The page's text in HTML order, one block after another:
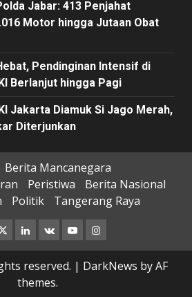
Jabar: 413 Penjahat
Motor hingga Jutaan Obat
Pendinginan Intensif di
Berlanjut hingga Pagi
Jakarta Diamuk Si Jago Merah,
Diterjunkan
Berita Mancanegara
Peristiwa
Berita Nasional
Politik Tangerang Raya
Linkedin
VK YoutubeInstagram
reserved. | DarkNews by AF
themes.